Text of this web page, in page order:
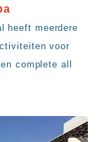
heeft meerdere
voor
complete all